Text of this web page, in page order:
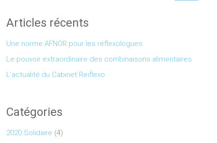
Articles récents
Une norme AFNOR pour les réflexologues
Le pouvoir extraordinaire des combinaisons alimentaires
L’actualité du Cabinet Reiflexo
Catégories
2020 Solidaire (4)